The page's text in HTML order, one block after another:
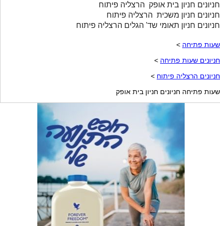
חניונים חניון בית אופק הרצליה פיתוח
חניונים חניון משכית הרצליה פיתוח
חניונים חניון תאומי שד' הגלים הרצליה פיתוח
שעות פתיחה >
חניונים שעות פתיחה >
חניונים הרצליה פיתוח >
שעות פתיחה חניונים חניון בית אופק